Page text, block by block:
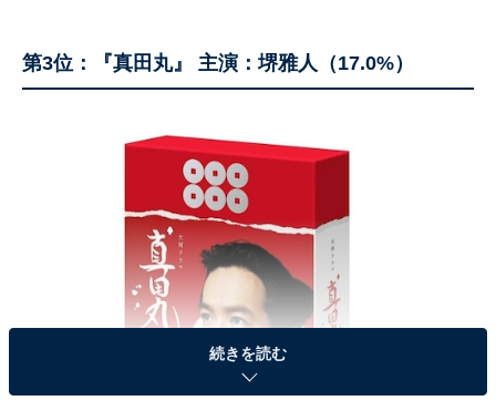
第3位：『真田丸』 主演：堺雅人（17.0%）
続きを読む